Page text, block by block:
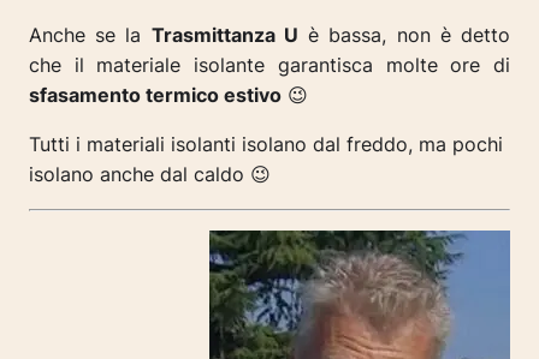
Anche se la Trasmittanza U è bassa, non è detto
che il materiale isolante garantisca molte ore di
sfasamento termico estivo 😉
Tutti i materiali isolanti isolano dal freddo, ma pochi
isolano anche dal caldo 😉